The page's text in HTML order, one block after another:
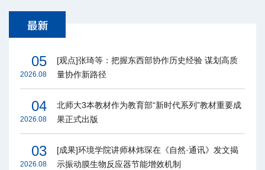
05
2026.08
[观点]张琦等：把握东西部协作历史经验 谋划高质
量协作新路径
04
2026.08
北师大3本教材作为教育部“新时代系列”教材重要成
果正式出版
03
2026.08
[成果]环境学院讲师林炜琛在《自然·通讯》发文揭
示振动膜生物反应器节能增效机制